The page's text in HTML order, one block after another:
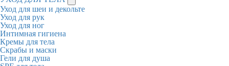
Уход для шеи и декольте
Уход для рук
Уход для ног
Интимная гигиена
Кремы для тела
Скрабы и маски
Гели для душа